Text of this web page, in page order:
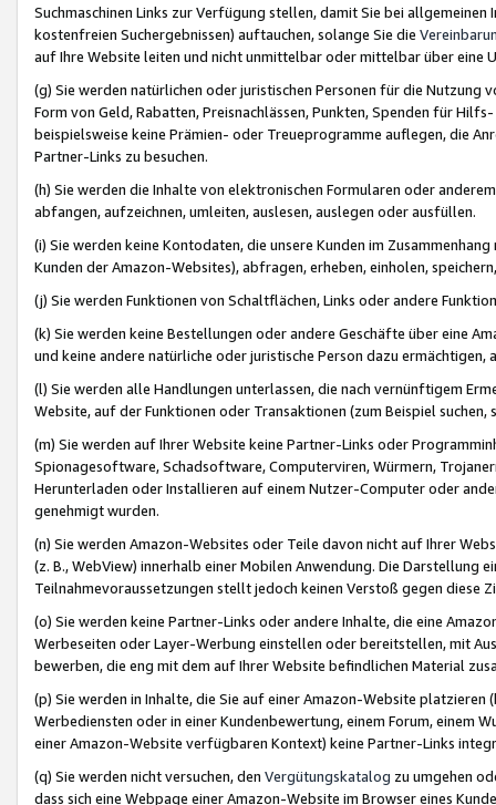
Suchmaschinen Links zur Verfügung stellen, damit Sie bei
kostenfreien Suchergebnissen) auftauchen, solange Sie die
auf Ihre Website leiten und nicht unmittelbar oder mittelbar über eine
(g) Sie werden natürlichen oder juristischen Personen für die Nutzung
Form von Geld, Rabatten, Preisnachlässen, Punkten, Spenden für
beispielsweise keine Prämien- oder Treueprogramme auflegen, die
Partner-Links zu besuchen.
(h) Sie werden die Inhalte von elektronischen Formularen oder
abfangen, aufzeichnen, umleiten, auslesen, auslegen oder ausfüllen.
(i) Sie werden keine Kontodaten, die unsere Kunden im
Kunden der Amazon-Websites), abfragen, erheben, einholen,
(j) Sie werden Funktionen von Schaltflächen, Links oder andere
(k) Sie werden keine Bestellungen oder andere Geschäfte über eine
und keine andere natürliche oder juristische Person dazu
(l) Sie werden alle Handlungen unterlassen, die nach vernünftigem
Website, auf der Funktionen oder Transaktionen (zum Beispiel
(m) Sie werden auf Ihrer Website keine Partner-Links oder
Spionagesoftware, Schadsoftware, Computerviren, Würmern,
Herunterladen oder Installieren auf einem Nutzer-Computer oder
genehmigt wurden.
(n) Sie werden Amazon-Websites oder Teile davon nicht auf Ihrer
(z. B., WebView) innerhalb einer Mobilen Anwendung. Die Darstellung
Teilnahmevoraussetzungen stellt jedoch keinen Verstoß gegen diese
(o) Sie werden keine Partner-Links oder andere Inhalte, die eine
Werbeseiten oder Layer-Werbung einstellen oder bereitstellen, mit
bewerben, die eng mit dem auf Ihrer Website befindlichen Material
(p) Sie werden in Inhalte, die Sie auf einer Amazon-Website
Werbediensten oder in einer Kundenbewertung, einem Forum, einem
einer Amazon-Website verfügbaren Kontext) keine Partner-Links
(q) Sie werden nicht versuchen, den Vergütungskatalog zu umgehen
dass sich eine Webpage einer Amazon-Website im Browser eines